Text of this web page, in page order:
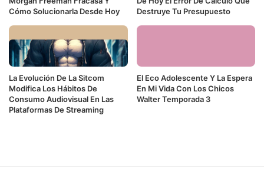
Cómo Solucionarla Desde Hoy
Destruye Tu Presupuesto
La Evolución De La Sitcom
Modifica Los Hábitos De
Consumo Audiovisual En Las
Plataformas De Streaming
El Eco Adolescente Y La Espera
En Mi Vida Con Los Chicos
Walter Temporada 3